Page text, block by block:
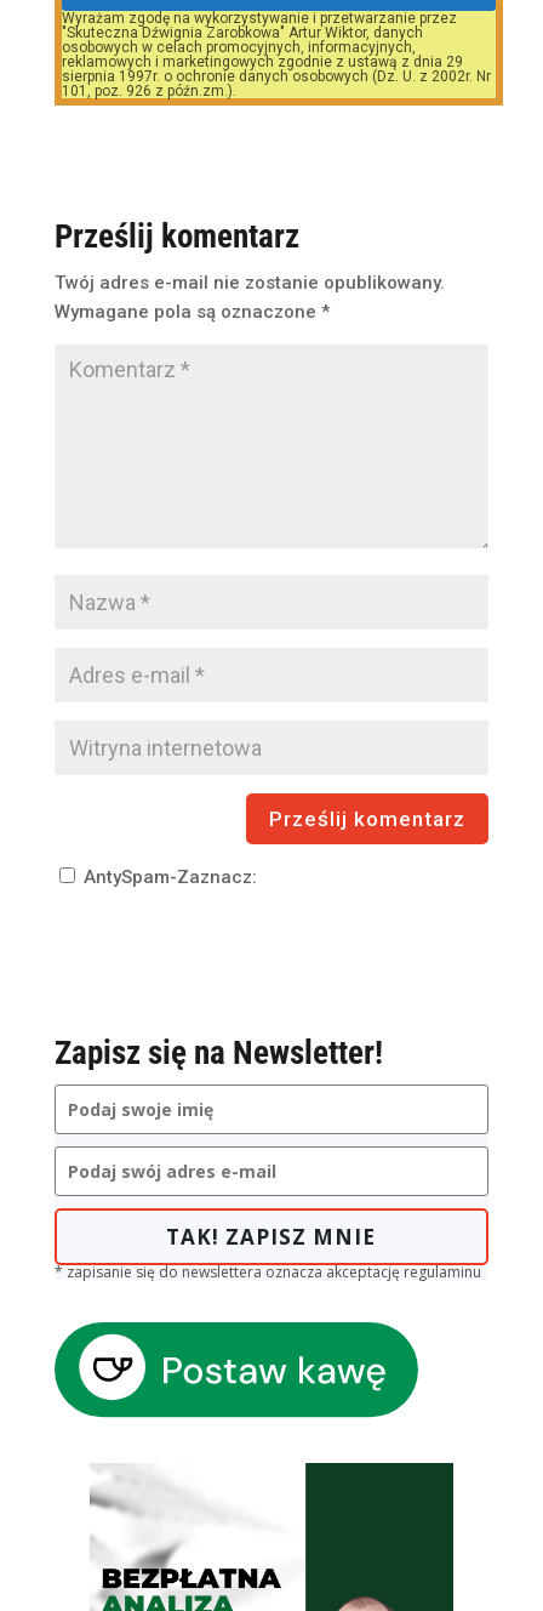
Wyrażam zgodę na wykorzystywanie i przetwarzanie przez
"Skuteczna Dźwignia Zarobkowa" Artur Wiktor, danych
osobowych w celach promocyjnych, informacyjnych,
reklamowych i marketingowych zgodnie z ustawą z dnia 29
sierpnia 1997r. o ochronie danych osobowych (Dz. U. z 2002r. Nr
101, poz. 926 z późn.zm.).
Prześlij komentarz
Twój adres e-mail nie zostanie opublikowany.
Wymagane pola są oznaczone *
AntySpam-Zaznacz:
Zapisz się na Newsletter!
TAK! ZAPISZ MNIE
* zapisanie się do newslettera oznacza akceptację regulaminu